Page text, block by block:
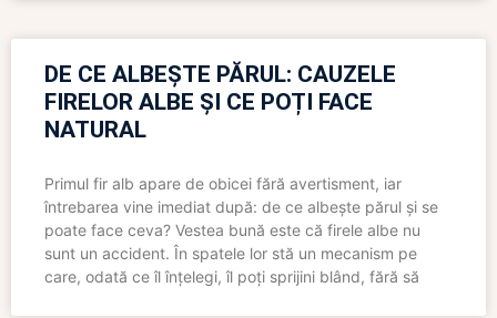
DE CE ALBEȘTE PĂRUL: CAUZELE
FIRELOR ALBE ȘI CE POȚI FACE
NATURAL
Primul fir alb apare de obicei fără avertisment, iar
întrebarea vine imediat după: de ce albește părul și se
poate face ceva? Vestea bună este că firele albe nu
sunt un accident. În spatele lor stă un mecanism pe
care, odată ce îl înțelegi, îl poți sprijini blând, fără să